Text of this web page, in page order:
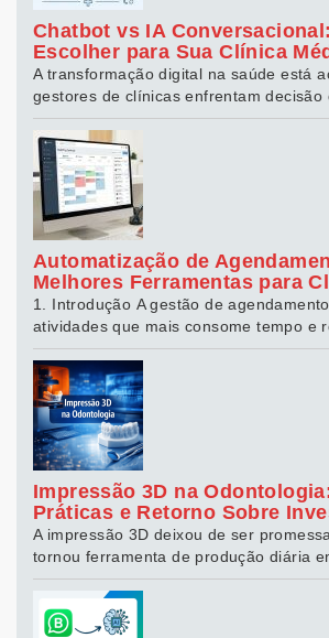
Chatbot vs IA
Escolher para Sua Clínica
A transformação digital na saúde está
gestores de clínicas enfrentam decisão
Automatização de
Melhores Ferramentas para
1. Introdução A gestão de agendamentos é uma das
atividades que mais consome tempo e
Impressão 3D na
Práticas e Retorno Sobre
A impressão 3D deixou de ser
tornou ferramenta de produção diária